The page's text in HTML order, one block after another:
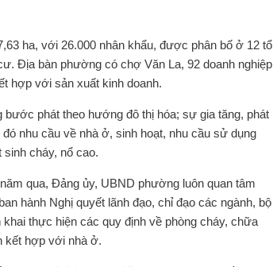
ha, với 26.000 nhân khẩu, được phân bố ở 12 tổ
Địa bàn phường có chợ Văn La, 92 doanh nghiệp
hợp với sản xuất kinh doanh.
phát theo hướng đô thị hóa; sự gia tăng, phát
nhu cầu về nhà ở, sinh hoạt, nhu cầu sử dụng
cháy, nổ cao.
qua, Đảng ủy, UBND phường luôn quan tâm
hành Nghị quyết lãnh đạo, chỉ đạo các ngành, bộ
thực hiện các quy định về phòng cháy, chữa
kết hợp với nhà ở.